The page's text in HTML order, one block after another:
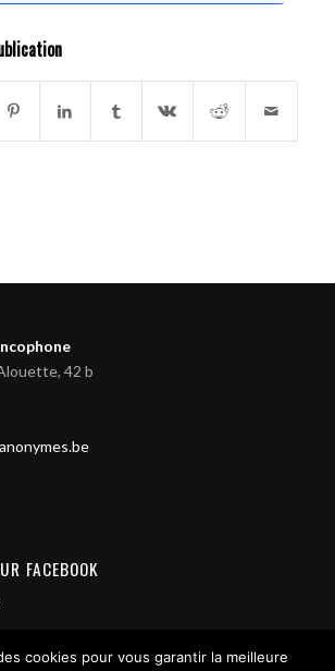
42 b
FACEBOOK
cookies pour vous garantir la meilleure